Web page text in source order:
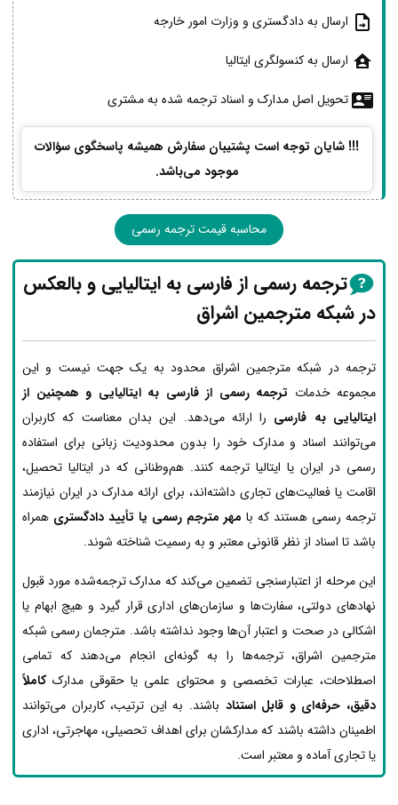
ارسال به دادگستری و وزارت امور خارجه
ارسال به کنسولگری ایتالیا
تحویل اصل مدارک و اسناد ترجمه شده به مشتری
!!! شایان توجه است پشتیبان سفارش همیشه پاسخگوی سؤالات
موجود می‌باشد.
محاسبه قیمت ترجمه رسمی
ترجمه رسمی از فارسی به ایتالیایی و بالعکس
در شبکه مترجمین اشراق
ترجمه در شبکه مترجمین اشراق محدود به یک جهت نیست و این
مجموعه خدمات ترجمه رسمی از فارسی به ایتالیایی و همچنین از
ایتالیایی به فارسی را ارائه می‌دهد. این بدان معناست که کاربران
می‌توانند اسناد و مدارک خود را بدون محدودیت زبانی برای استفاده
رسمی در ایران یا ایتالیا ترجمه کنند. هم‌وطنانی که در ایتالیا تحصیل،
اقامت یا فعالیت‌های تجاری داشته‌اند، برای ارائه مدارک در ایران نیازمند
ترجمه رسمی هستند که با مهر مترجم رسمی یا تأیید دادگستری همراه
باشد تا اسناد از نظر قانونی معتبر و به رسمیت شناخته شوند.
این مرحله از اعتبارسنجی تضمین می‌کند که مدارک ترجمه‌شده مورد قبول
نهادهای دولتی، سفارت‌ها و سازمان‌های اداری قرار گیرد و هیچ ابهام یا
اشکالی در صحت و اعتبار آن‌ها وجود نداشته باشد. مترجمان رسمی شبکه
مترجمین اشراق، ترجمه‌ها را به گونه‌ای انجام می‌دهند که تمامی
اصطلاحات، عبارات تخصصی و محتوای علمی یا حقوقی مدارککاملاً
دقیق، حرفه‌ای و قابل استناد باشند. به این ترتیب، کاربران می‌توانند
اطمینان داشته باشند که مدارکشان برای اهداف تحصیلی، مهاجرتی، اداری
یا تجاری آماده و معتبر است.